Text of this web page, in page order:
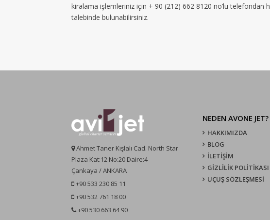
kiralama işlemleriniz için + 90 (212) 662 8120 no’lu telefondan
talebinde bulunabilirsiniz.
Ahmet Taner Kışlalı Cad. North Star
Plaza Kat:12 No:20 Daire:4
Çankaya / ANKARA
+90 533 230 85 11
+90 532 761 18 00
+90 530 663 64 90
NEDEN AVONE JET?
HAKKIMIZDA
BLOG
İLETİŞİM
GİZLİLİK POLİTİKASI
UÇUŞ SÖZLEŞMESI